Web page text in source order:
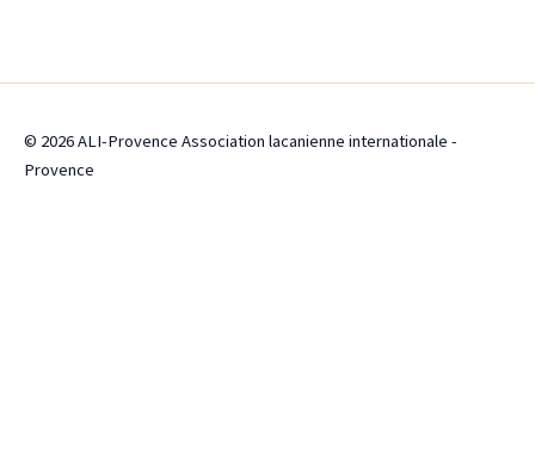
© 2026 ALI-Provence Association lacanienne internationale -
Provence